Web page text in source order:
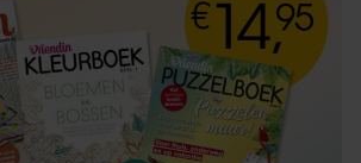
gegevens combineren met andere
ze heeft verstrekt of die ze hebben
van uw gebruik van hun services. U
onze cookies als u onze website blijft